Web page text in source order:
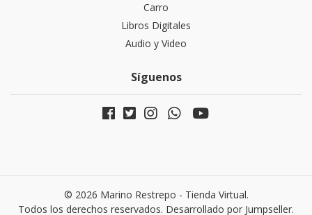
Carro
Libros Digitales
Audio y Video
Síguenos
© 2026 Marino Restrepo - Tienda Virtual.
Todos los derechos reservados. Desarrollado por Jumpseller.